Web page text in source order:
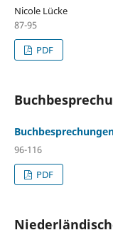
Nicole Lücke
87-95
PDF
96-116
PDF